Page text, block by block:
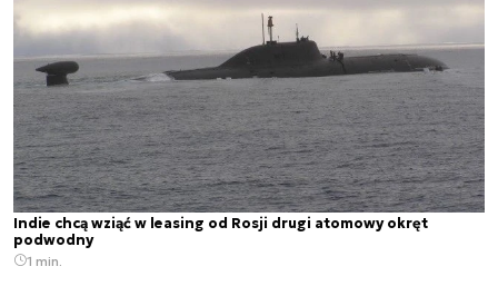
Indie chcą wziąć w leasing od Rosji drugi atomowy okręt
podwodny
1 min.